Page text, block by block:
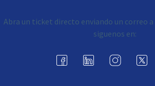
Abra un ticket directo enviando un correo a
siguenos en: